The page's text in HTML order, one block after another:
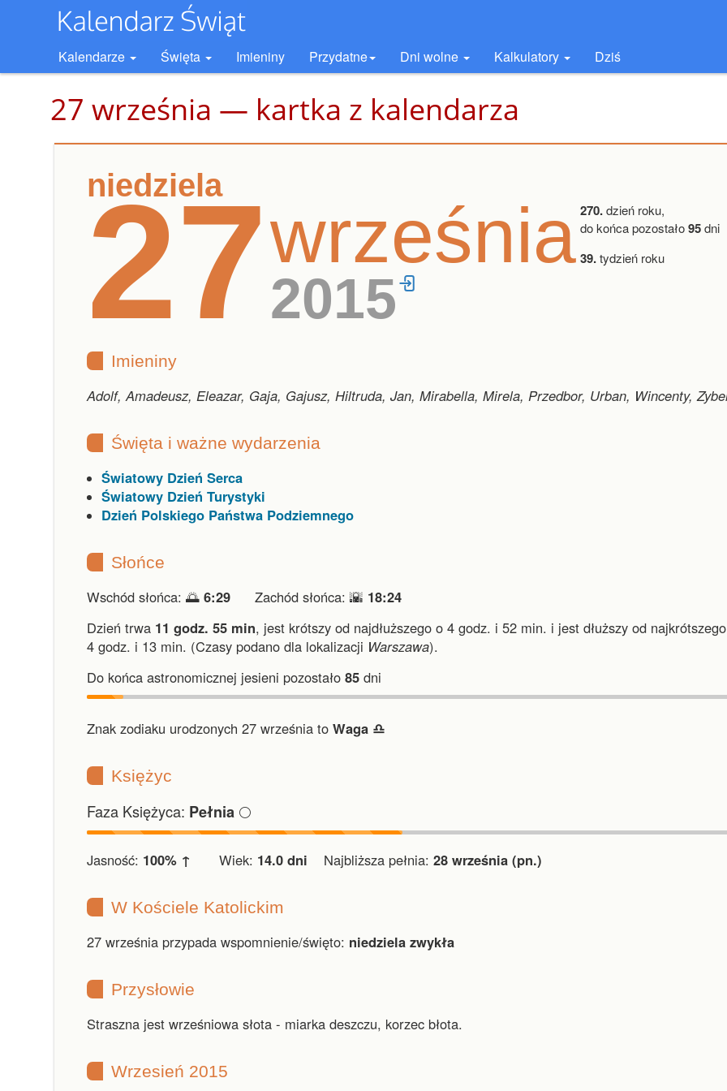
Kalendarze Święta Imieniny Przydatne Dni wolne Kalkulatory Dziś
27 września — kartka z kalendarza
niedziela
27września
2015
270.dzień roku,
do końca pozostało95dni
39.tydzień roku
Imieniny
Adolf, Amadeusz, Eleazar, Gaja, Gajusz, Hiltruda, Jan, Mirabella, Mirela, Przedbor, Urban, Wincenty,
Święta i ważne wydarzenia
Światowy Dzień Serca
Światowy Dzień Turystyki
Dzień Polskiego Państwa Podziemnego
Słońce
Wschód słońca: 🌅 6:29 Zachód słońca: 🌇 18:24
Dzień trwa 11 godz. 55 min, jest krótszy od najdłuższego o 4 godz. i 52 min. i jest dłuższy od
4 godz. i 13 min. (Czasy podano dla lokalizacji Warszawa).
Do końca astronomicznej jesieni pozostało 85 dni
Znak zodiaku urodzonych 27 września to Waga ♎︎
Księżyc
Faza Księżyca: Pełnia 🌕
Jasność: 100% ↑ Wiek: 14.0 dni Najbliższa pełnia: 28 września (pn.)
W Kościele Katolickim
27 września przypada wspomnienie/święto: niedziela zwykła
Przysłowie
Straszna jest wrześniowa słota - miarka deszczu, korzec błota.
Wrzesień 2015